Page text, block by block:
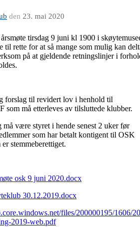
den 23. mai 2020
tirsdag 9 juni kl 1900 i
til rette for at så mange som mulig kan
på at gjeldende retningslinjer i
forslag til revidert lov i henhold til
som må etterleves av tilsluttede klubber.
være styret i hende senest 2 uker før
som har betalt kontigent til OSK
stemmeberettiget.
osk 9 juni 2020.docx
30.12.2019.docx
files/200000195/1606/20
2019-web.pdf